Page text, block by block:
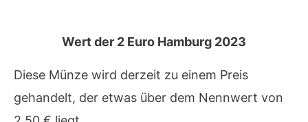
Wertder 2 Euro Hamburg 2023
Diese Münze wird derzeit zu einem Preis
gehandelt, der etwas über dem Nennwert von